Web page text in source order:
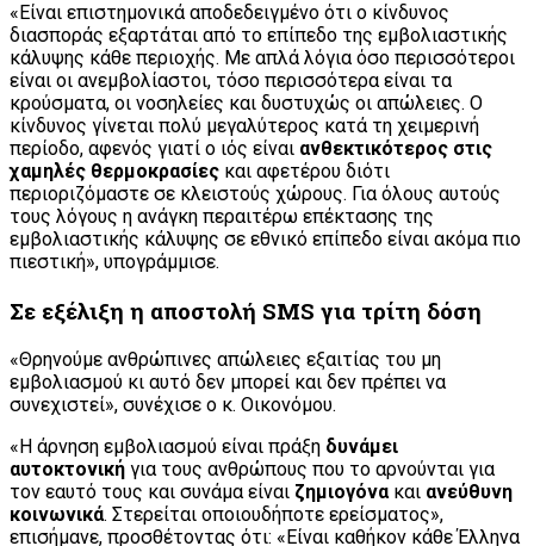
«Είναι επιστημονικά αποδεδειγμένο ότι ο κίνδυνος
διασποράς εξαρτάται από το επίπεδο της εμβολιαστικής
κάλυψης κάθε περιοχής. Με απλά λόγια όσο περισσότεροι
είναι οι ανεμβολίαστοι, τόσο περισσότερα είναι τα
κρούσματα, οι νοσηλείες και δυστυχώς οι απώλειες. Ο
κίνδυνος γίνεται πολύ μεγαλύτερος κατά τη χειμερινή
περίοδο, αφενός γιατί ο ιός είναι ανθεκτικότερος στις
χαμηλές θερμοκρασίες και αφετέρου διότι
περιοριζόμαστε σε κλειστούς χώρους. Για όλους αυτούς
τους λόγους η ανάγκη περαιτέρω επέκτασης της
εμβολιαστικής κάλυψης σε εθνικό επίπεδο είναι ακόμα πιο
πιεστική», υπογράμμισε.
Σε εξέλιξη η αποστολή SMS για τρίτη δόση
«Θρηνούμε ανθρώπινες απώλειες εξαιτίας του μη
εμβολιασμού κι αυτό δεν μπορεί και δεν πρέπει να
συνεχιστεί», συνέχισε ο κ. Οικονόμου.
«Η άρνηση εμβολιασμού είναι πράξη δυνάμει
αυτοκτονική για τους ανθρώπους που το αρνούνται για
τον εαυτό τους και συνάμα είναι ζημιογόνα και ανεύθυνη
κοινωνικά. Στερείται οποιουδήποτε ερείσματος»,
επισήμανε, προσθέτοντας ότι: «Είναι καθήκον κάθε Έλληνα